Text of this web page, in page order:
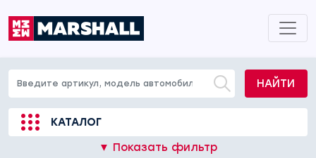
НАЙТИ
КАТАЛОГ
▼ Показать фильтр